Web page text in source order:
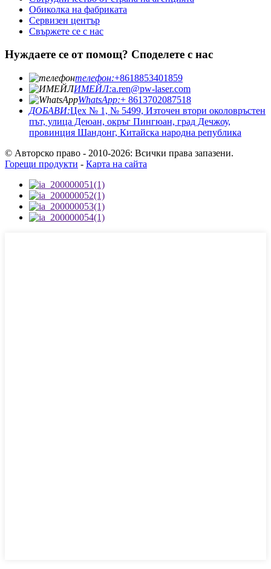
Обиколка на фабриката
Сервизен център
Свържете се с нас
Нуждаете се от помощ? Споделете с нас
телефон:+8618853401859
ИМЕЙЛ:a.ren@pw-laser.com
WhatsApp:+ 8613702087518
ДОБАВИ:Цех № 1, № 5499, Източен втори околовръстен
път, улица Деюан, окръг Пингюан, град Дечжоу,
провинция Шандонг, Китайска народна република
© Авторско право - 2010-2026: Всички права запазени.
Горещи продукти - Карта на сайта